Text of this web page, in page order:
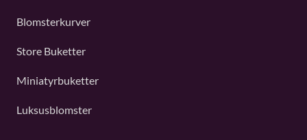
Blomsterkurver
Store Buketter
Miniatyrbuketter
Luksusblomster